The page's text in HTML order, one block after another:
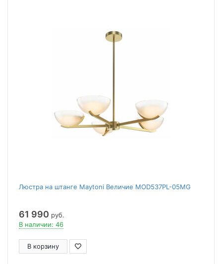
Люстра на штанге Maytoni Величие MOD537PL-05MG
61 990 руб.
В наличии: 46
В корзину